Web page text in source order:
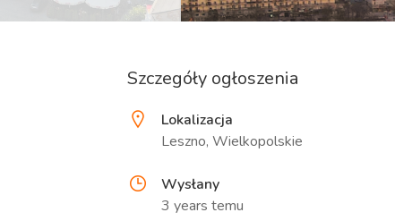
Szczegóły ogłoszenia
Lokalizacja
Leszno, Wielkopolskie
Wysłany
3 years temu